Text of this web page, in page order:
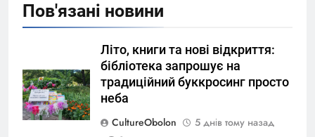
Пов'язані новини
Літо, книги та нові відкриття:
бібліотека запрошує на
традиційний буккросинг просто
неба
CultureObolon
5 днів тому назад